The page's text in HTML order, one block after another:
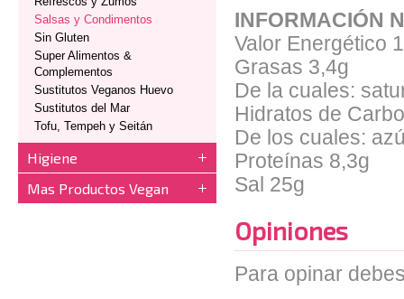
Salsas y Condimentos
Sin Gluten
Super Alimentos &
Complementos
Sustitutos Veganos Huevo
Sustitutos del Mar
Tofu, Tempeh y Seitán
Higiene
Mas Productos Vegan
INFORMACIÓN
Valor Energético
Grasas 3,4g
De la cuales:
Hidratos de
De los cuales:
Proteínas 8,3g
Sal 25g
Opiniones
Para opinar